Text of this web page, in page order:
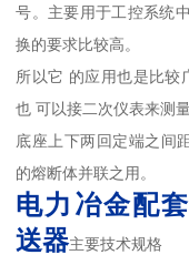
号。主要用于工控系统
换的要求比较高。
所以它 的应用也是比较
也 可以接二次仪表来测
底座上下两回定端之间
的熔断体并联之用。
电力冶金配
送器主要技术规格